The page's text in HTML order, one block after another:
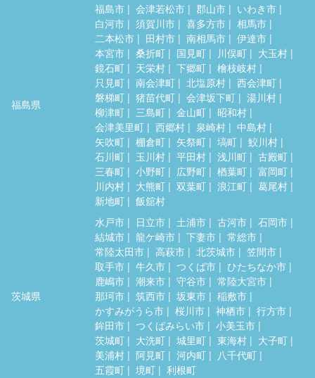
福島県
福島市 会津若松市 郡山市
いわき市
白河市
須賀川市 喜多方市
相馬市
二本松市
田村市 南相馬市
伊達市
本宮市
桑折町 国見町 川俣町
大玉村
鏡石町
天栄村 下郷町
檜枝岐村
只見町
南会津町 北塩原村
西会津町
磐梯町
猪苗代町 会津坂下町
湯川村
柳津町
三島町 金山町
昭和村
会津美里町
西郷村 泉崎村
中島村
矢吹町
棚倉町 矢祭町 塙町
鮫川村
石川町
玉川村 平田村 浅川町
古殿町
三春町
小野町 広野町 楢葉町
富岡町
川内村
大熊町 双葉町 浪江町
葛尾村
新地町
飯舘村
茨城県
水戸市 日立市 土浦市 古河市
石岡市
結城市
龍ケ崎市 下妻市
常総市
常陸太田市
高萩市 北茨城市
笠間市
取手市
牛久市 つくば市
ひたちなか市
鹿嶋市
潮来市 守谷市
常陸大宮市
那珂市
筑西市 坂東市
稲敷市
かすみがうら市
桜川市 神栖市
行方市
鉾田市
つくばみらい市
小美玉市
茨城町
大洗町 城里町 東海村
大子町
美浦村
阿見町 河内町
八千代町
五霞町
境町 利根町